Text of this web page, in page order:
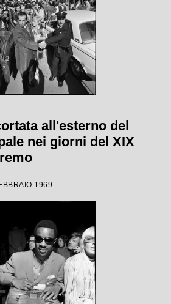
all'esterno del
nei giorni del XIX
1969